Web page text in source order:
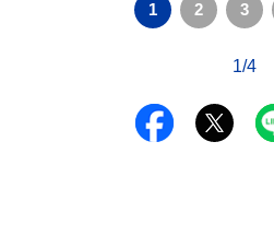
1 2 3
1/4